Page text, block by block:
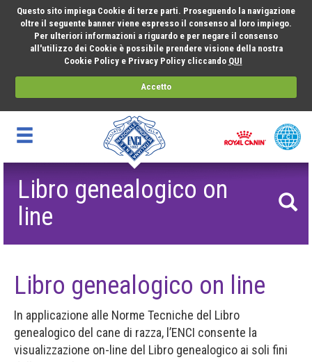
Questo sito impiega Cookie di terze parti. Proseguendo la navigazione
oltre il seguente banner viene espresso il consenso al loro impiego.
Per ulteriori informazioni a riguardo e per negare il consenso
all'utilizzo dei Cookie è possibile prendere visione della nostra
Cookie Policy e Privacy Policy cliccando QUI
Accetto
Libro genealogico on
line
Libro genealogico on line
In applicazione alle Norme Tecniche del Libro
genealogico del cane di razza, l’ENCI consente la
visualizzazione on-line del Libro genealogico ai soli fini